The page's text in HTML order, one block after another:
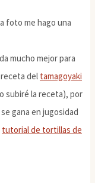
foto me hago una
mucho mejor para
del tamagoyaki
subiré la receta), por
gana en jugosidad
tutorial de tortillas de